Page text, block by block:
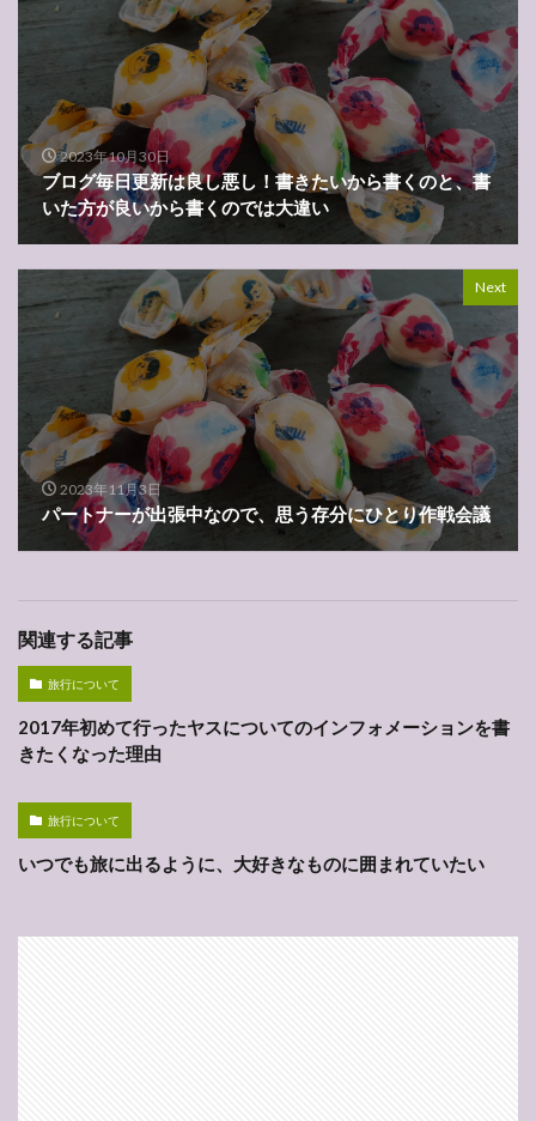
2023年10月30日
ブログ毎日更新は良し悪し！書きたいから書くのと、書
いた方が良いから書くのでは大違い
Next
2023年11月3日
パートナーが出張中なので、思う存分にひとり作戦会議
関連する記事
旅行について
2017年初めて行ったヤスについてのインフォメーションを書
きたくなった理由
旅行について
いつでも旅に出るように、大好きなものに囲まれていたい